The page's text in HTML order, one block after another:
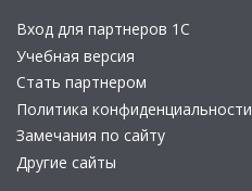
Вход для партнеров 1С
Учебная версия
Стать партнером
Политика конфиденциальности
Замечания по сайту
Другие сайты